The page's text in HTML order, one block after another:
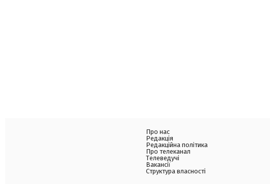
Про нас
Редакція
Редакційна політика
Про телеканал
Телеведучі
Вакансії
Структура власності